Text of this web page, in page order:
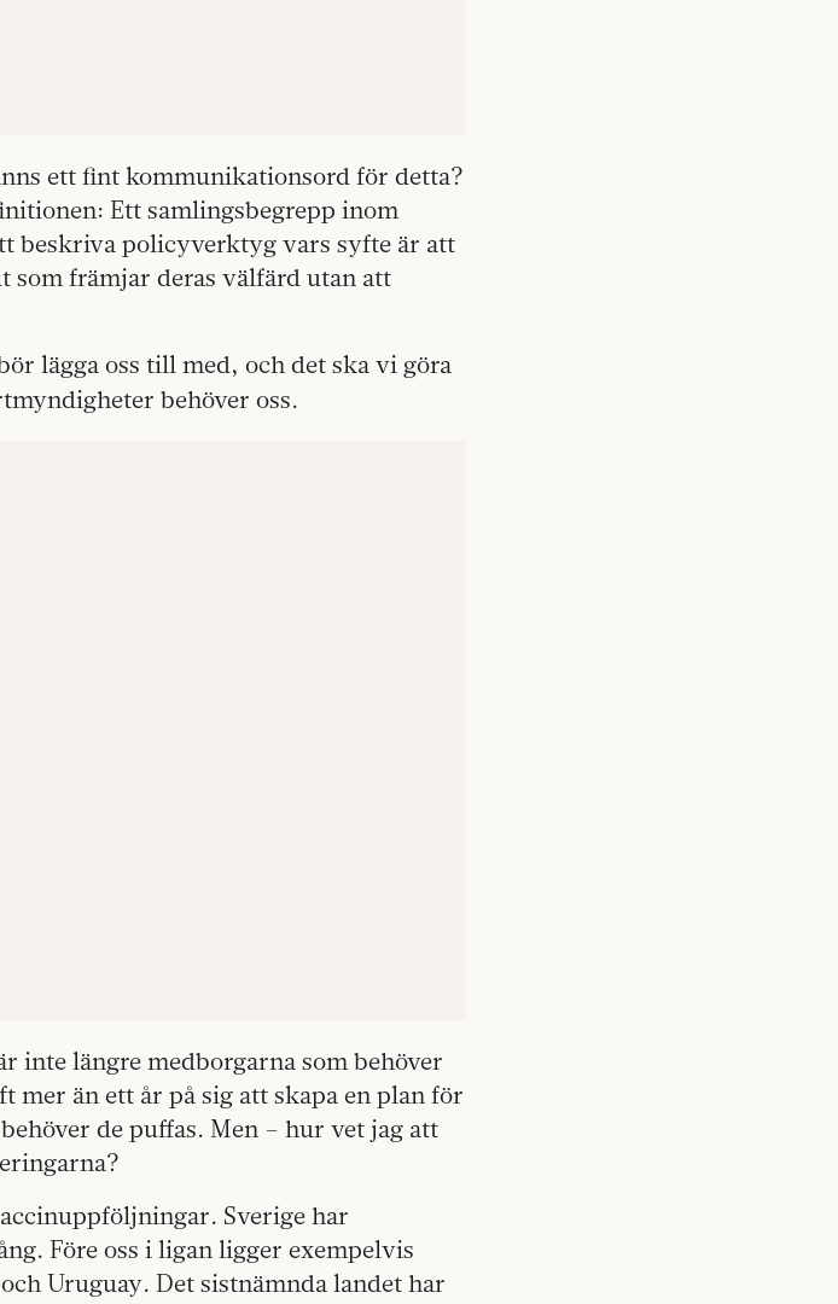
ett fint kommunikationsord för detta?
Ett samlingsbegrepp inom
beskriva policyverktyg vars syfte är att
främjar deras välfärd utan att
lägga oss till med, och det ska vi göra
behöver oss.
inte längre medborgarna som behöver
mer än ett år på sig att skapa en plan för
de puffas. Men – hur vet jag att
Sverige har
Före oss i ligan ligger exempelvis
Uruguay. Det sistnämnda landet har